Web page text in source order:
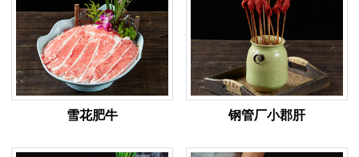
雪花肥牛 钢管厂小郡肝